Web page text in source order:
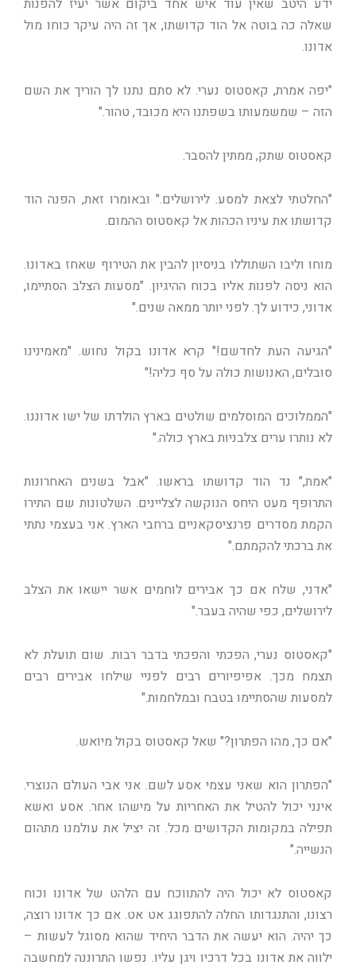
ידע היטב שאין עוד איש אחד ביקום אשר יעיז להפנות
שאלה כה בוטה אל הוד קדושתו, אך זה היה עיקר כוחו מול
אדונו.
"יפה אמרת, קאסטוס נערי. לא סתם נתנו לך הוריך את השם
הזה – שמשמעותו בשפתנו היא מכובד, טהור."
קאסטוס שתק, ממתין להסבר.
"החלטתי לצאת למסע. לירושלים." ובאומרו זאת, הפנה הוד
קדושתו את עיניו הכהות אל קאסטוס ההמום.
מוחו וליבו השתוללו בניסיון להבין את הטירוף שאחז באדונו.
הוא ניסה לפנות אליו בכוח ההיגיון. "מסעות הצלב הסתיימו,
אדוני, כידוע לך. לפני יותר ממאה שנים."
"הגיעה העת לחדשם!" קרא אדונו בקול נחוש. "מאמינינו
סובלים, האנושות כולה על סף כליה!"
"הממלוכים המוסלמים שולטים בארץ הולדתו של ישו אדוננו.
לא נותרו ערים צלבניות בארץ כולה."
"אמת," נד הוד קדושתו בראשו. "אבל בשנים האחרונות
התרופף מעט היחס הנוקשה לצליינים. השלטונות שם התירו
הקמת מסדרים פרנציסקאניים ברחבי הארץ. אני בעצמי נתתי
את ברכתי להקמתם."
"אדני, שלח אם כך אבירים לוחמים אשר יישאו את הצלב
לירושלים, כפי שהיה בעבר."
"קאסטוס נערי, הפכתי והפכתי בדבר רבות. שום תועלת לא
תצמח מכך. אפיפיורים רבים לפניי שילחו אבירים רבים
למסעות שהסתיימו בטבח ובמלחמות."
"אם כך, מהו הפתרון?" שאל קאסטוס בקול מיואש.
"הפתרון הוא שאני עצמי אסע לשם. אני אבי העולם הנוצרי.
אינני יכול להטיל את האחריות על מישהו אחר. אסע ואשא
תפילה במקומות הקדושים מכל. זה יציל את עולמנו מתהום
הנשייה."
קאסטוס לא יכול היה להתווכח עם הלהט של אדונו וכוח
רצונו, והתנגדותו החלה להתפוגג אט אט. אם כך אדונו רוצה,
כך יהיה. הוא יעשה את הדבר היחיד שהוא מסוגל לעשות –
ילווה את אדונו בכל דרכיו ויגן עליו. נפשו התרוננה למחשבה